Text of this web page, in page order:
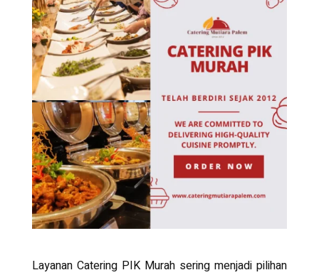
Layanan Catering PIK Murah sering menjadi pilihan